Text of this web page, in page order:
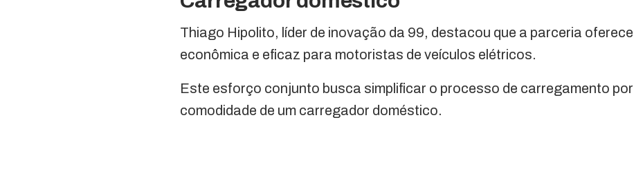
Thiago Hipolito, líder de inovação da 99, destacou que a parceria
econômica e eficaz para motoristas de veículos elétricos.
Este esforço conjunto busca simplificar o processo de carregamento por
comodidade de um carregador doméstico.